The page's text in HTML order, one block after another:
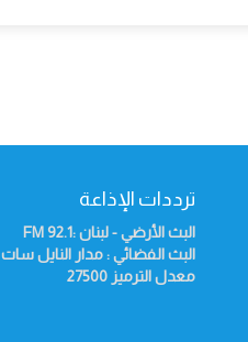
ترددات الإذاعة
البث الأرضي - لبنان :92.1
FM
البث الفضائي : مدار النايل سات 11603 أفقي /
معدل الترميز 27500